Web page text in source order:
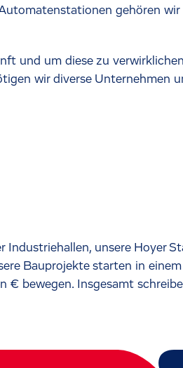
gehören
und um diese zu
wir diverse Unternehmen
unsere Hoyer
Bauprojekte starten in
bewegen. Insgesamt